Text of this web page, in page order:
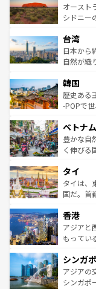
文化が魅
しみなが
ならではの贅沢
情報はコ
島だが、
おすすめ
れるおも
人々、お
ク、伝統
ワイを、存分に
はコンテ
オースト
シドニー
リアリー
ク）、タ
ど、見ど
いる。ア
ビング、
い。オー
参照して
台湾
日本から
自然が織
ン）、静
と山間の
驚きをも
容にもい
照してほ
韓国
歴史ある
-POPで
き、地方
できる。
まで、さ
リティに
覧を参照
ベトナム
豊かな自
く伸びる
急速な発
ーチミン
醸し出し
とつ。フ
ひ現地で
が旅行者
参照して
タイ
タイは、
国だ。首
の活気が
帯で自然
いビーチ
激する。
が待って
た文化、
香港
アジアと
もってい
み、どこ
ており、
うな絶景
シンガ
アジアの
シンガポ